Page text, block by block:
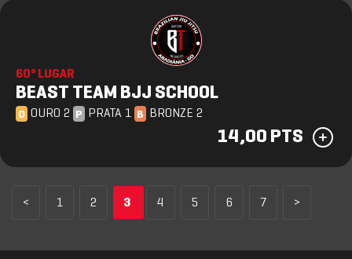
60º LUGAR
BEAST TEAM BJJ SCHOOL
O OURO 2 P PRATA 1 B BRONZE 2
14,00 PTS
< 1 2 3 4 5 6 7 >